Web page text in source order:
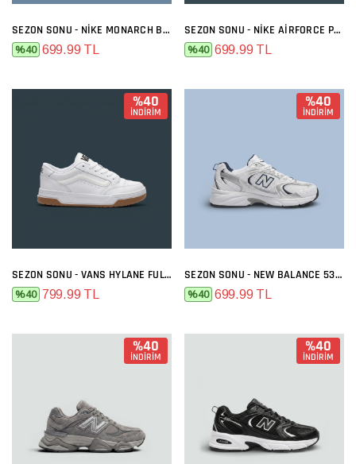
SEZON SONU - NIKE MONARCH BEYAZ SIYAH
%40 699.99 TL
SEZON SONU - NIKE AIRFORCE PREMIUM FULL BEYAZ
%40 699.99 TL
%40
İNDİRİM
SEZON SONU - VANS HYLANE FULL BEYAZ
%40 799.99 TL
%40
İNDİRİM
SEZON SONU - NEW BALANCE 530 BEYAZ LACI
%40 699.99 TL
%40
İNDİRİM
%40
İNDİRİM